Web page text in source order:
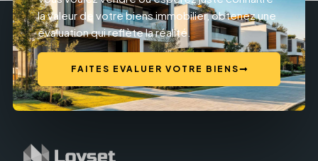
la valeur de votre biens immobilier, obtenez une
évaluation qui reflète la réalité.
FAITES EVALUER VOTRE BIENS